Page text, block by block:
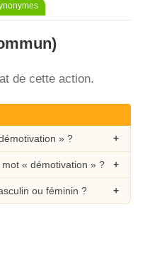
de cette action.
» ?
« démotivation » ?
ou féminin ?